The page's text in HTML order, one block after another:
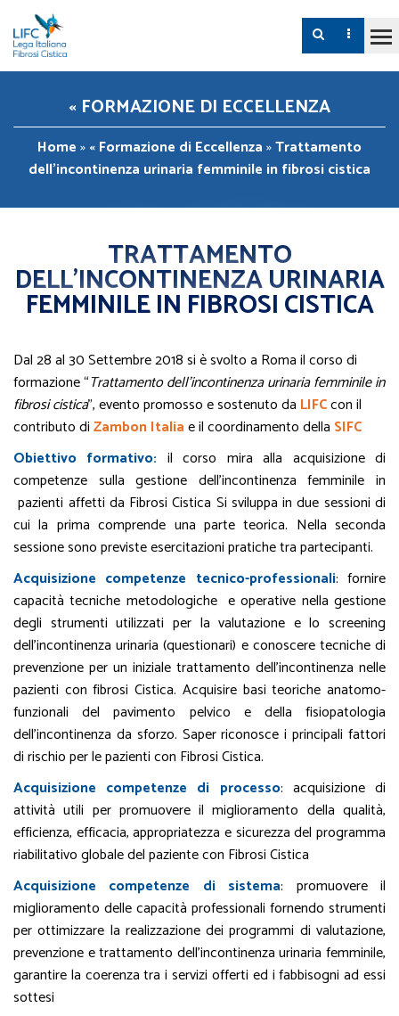
« FORMAZIONE DI ECCELLENZA
Home»« Formazione di Eccellenza»Trattamento
dell’incontinenza urinaria femminile in fibrosi cistica
TRATTAMENTO
DELL’INCONTINENZA URINARIA
FEMMINILE IN FIBROSI CISTICA
Dal 28 al 30 Settembre 2018 si è svolto a Roma il corso di
formazione “Trattamento dell’incontinenza urinaria femminile in
fibrosi cistica”, evento promosso e sostenuto da LIFCcon il
contributo diZambon Italiae il coordinamento della SIFC
Obiettivo formativo: il corso mira alla acquisizione di
competenze sulla gestione dell’incontinenza femminile in
pazienti affetti da Fibrosi Cistica Si sviluppa in due sessioni di
cui la prima comprende una parte teorica. Nella seconda
sessione sono previste esercitazioni pratiche tra partecipanti.
Acquisizione competenze tecnico-professionali: fornire
capacità tecniche metodologiche e operative nella gestione
degli strumenti utilizzati per la valutazione e lo screening
dell’incontinenza urinaria (questionari) e conoscere tecniche di
prevenzione per un iniziale trattamento dell’incontinenza nelle
pazienti con fibrosi Cistica. Acquisire basi teoriche anatomo-
funzionali del pavimento pelvico e della fisiopatologia
dell’incontinenza da sforzo. Saper riconosce i principali fattori
di rischio per le pazienti con Fibrosi Cistica.
Acquisizione competenze di processo: acquisizione di
attività utili per promuovere il miglioramento della qualità,
efficienza, efficacia, appropriatezza e sicurezza del programma
riabilitativo globale del paziente con Fibrosi Cistica
Acquisizione competenze di sistema: promuovere il
miglioramento delle capacità professionali fornendo strumenti
per ottimizzare la realizzazione dei programmi di valutazione,
prevenzione e trattamento dell’incontinenza urinaria femminile,
garantire la coerenza tra i servizi offerti ed i fabbisogni ad essi
sottesi